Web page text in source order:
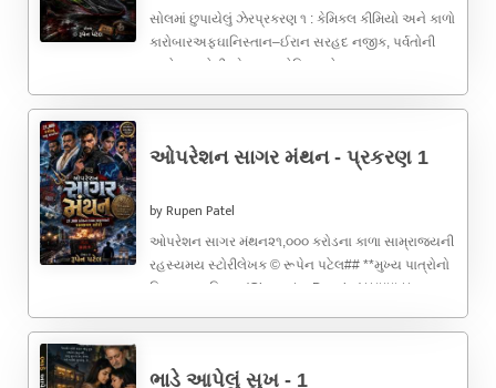
સોલમાં છુપાયેલું ઝેરપ્રકરણ ૧ : કેમિકલ કીમિયો અને કાળો
કારોબારઅફઘાનિસ્તાન–ઈરાન સરહદ નજીક, પર્વતોની
વચ્ચે છુપાયેલી એક ગુપ્ત કેમિકલ લેબ...બહાર ...
ઓપરેશન સાગર મંથન - પ્રકરણ 1
by Rupen Patel
ઓપરેશન સાગર મંથન૨૧,૦૦૦ કરોડના કાળા સામ્રાજ્યની
રહસ્યમય સ્ટોરીલેખક © રૂપેન પટેલ## **મુખ્ય પાત્રોનો
વિગતવાર પરિચય (Character Dossier)**### **સુરક્ષા
ભાડે આપેલું સુખ - 1